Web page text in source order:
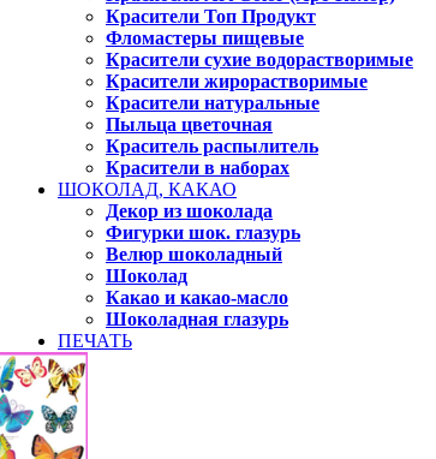
Красители Топ Продукт
Фломастеры пищевые
Красители сухие водорастворимые
Красители жирорастворимые
Красители натуральные
Пыльца цветочная
Краситель распылитель
Красители в наборах
ШОКОЛАД, КАКАО
Декор из шоколада
Фигурки шок. глазурь
Велюр шоколадный
Шоколад
Какао и какао-масло
Шоколадная глазурь
ПЕЧАТЬ